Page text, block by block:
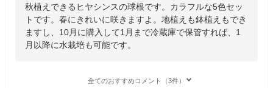
秋植えできるヒヤシンスの球根です。カラフルな5色セッ
トです。春にきれいに咲きますよ。地植えも鉢植えもでき
ますし、10月に購入して1月まで冷蔵庫で保管すれば、1
月以降に水栽培も可能です。
全てのおすすめコメント（3件）